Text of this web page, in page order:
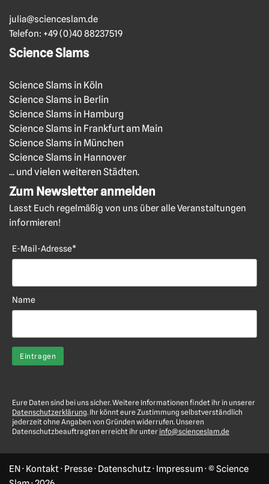
julia@scienceslam.de
Telefon: +49 (0)40 88237519
Science Slams
Science Slams in Köln
Science Slams in Berlin
Science Slams in Hamburg
Science Slams in Frankfurt am Main
Science Slams in München
Science Slams in Hannover
... und vielen weiteren Städten.
Zum Newsletter anmelden
Lasst Euch regelmäßig von uns über alle Veranstaltungen
informieren!
E-Mail-Adresse*
Name
Eure Daten sind bei uns sicher. Weitere Informationen findet ihr in unserer
Datenschutzerklärung. Ihr könnt eure Zustimmung selbstverständlich
jederzeit ohne Angaben von Gründen widerrufen. Unseren
Datenschutzbeauftragten erreicht ihr unter info@scienceslam.de
EN· Kontakt· Presse· Datenschutz· Impressum· © Science